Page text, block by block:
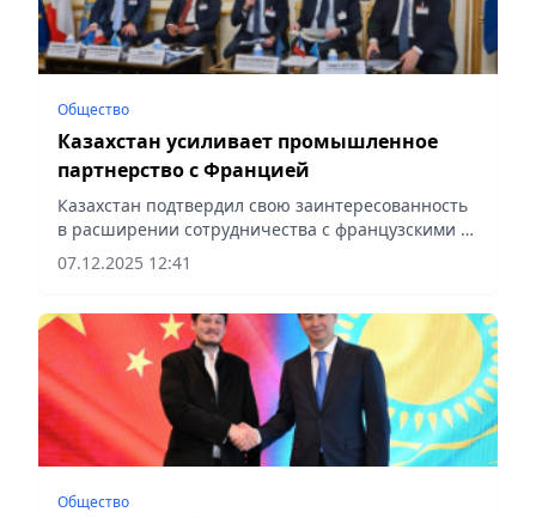
Общество
Казахстан усиливает промышленное
партнерство с Францией
Казахстан подтвердил свою заинтересованность
в расширении сотрудничества с французскими и
европейскими компаниями в сфере разведки,
добычи и переработки критических минералов,
07.12.2025 12:41
Общество